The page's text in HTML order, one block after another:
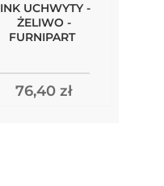
INK UCHWYTY -
ŻELIWO -
FURNIPART
76,40 zł